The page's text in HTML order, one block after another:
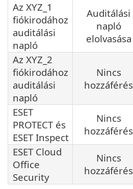
Az XYZ_1
fiókirodához
auditálási
napló
Auditálási
napló
elolvasása
Az XYZ_2
fiókirodához
auditálási
napló
Nincs
hozzáférés
ESET
PROTECT és
ESET Inspect
Nincs
hozzáférés
ESET Cloud
Office
Security
Nincs
hozzáférés